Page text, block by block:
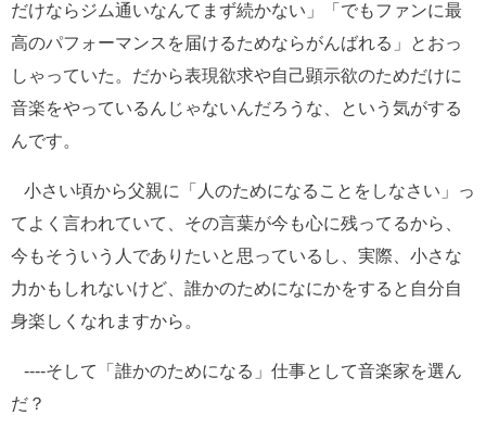
だけならジム通いなんてまず続かない」「でもファンに最
高のパフォーマンスを届けるためならがんばれる」とおっ
しゃっていた。だから表現欲求や自己顕示欲のためだけに
音楽をやっているんじゃないんだろうな、という気がする
んです。
小さい頃から父親に「人のためになることをしなさい」っ
てよく言われていて、その言葉が今も心に残ってるから、
今もそういう人でありたいと思っているし、実際、小さな
力かもしれないけど、誰かのためになにかをすると自分自
身楽しくなれますから。
----そして「誰かのためになる」仕事として音楽家を選ん
だ？